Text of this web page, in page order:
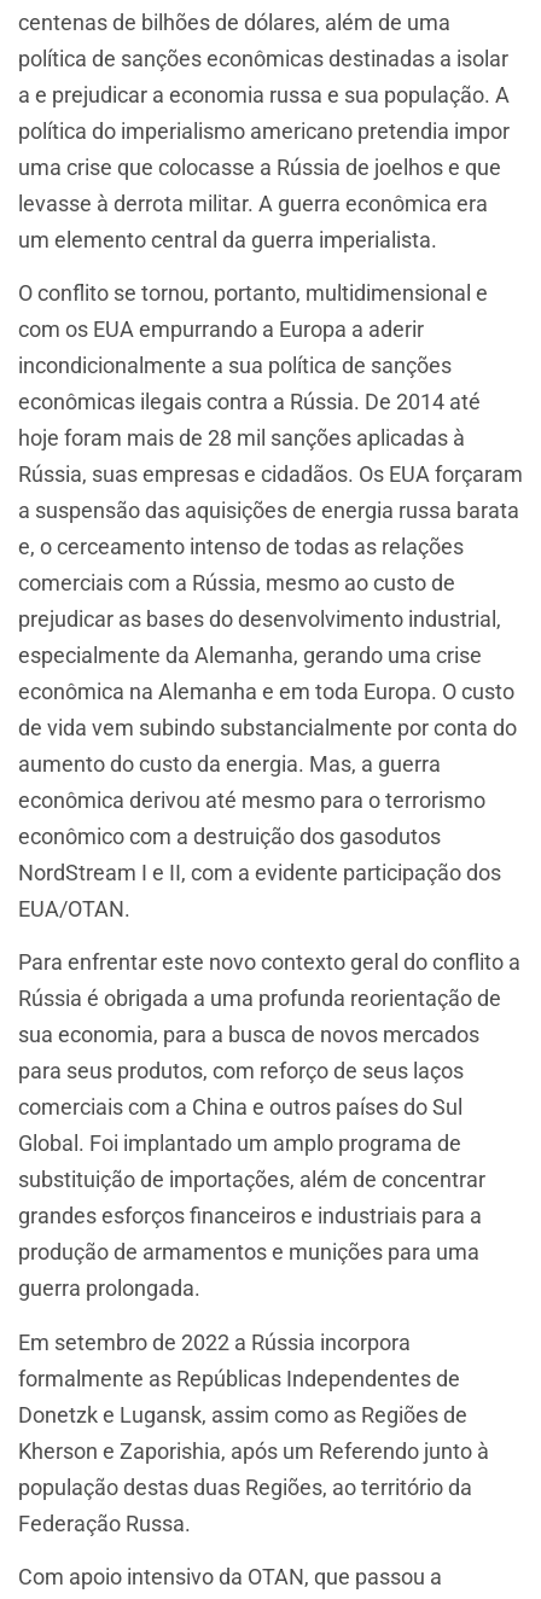
centenas de bilhões de dólares, além de uma
política de sanções econômicas destinadas a isolar
a e prejudicar a economia russa e sua população. A
política do imperialismo americano pretendia impor
uma crise que colocasse a Rússia de joelhos e que
levasse à derrota militar. A guerra econômica era
um elemento central da guerra imperialista.
O conflito se tornou, portanto, multidimensional e
com os EUA empurrando a Europa a aderir
incondicionalmente a sua política de sanções
econômicas ilegais contra a Rússia. De 2014 até
hoje foram mais de 28 mil sanções aplicadas à
Rússia, suas empresas e cidadãos. Os EUA forçaram
a suspensão das aquisições de energia russa barata
e, o cerceamento intenso de todas as relações
comerciais com a Rússia, mesmo ao custo de
prejudicar as bases do desenvolvimento industrial,
especialmente da Alemanha, gerando uma crise
econômica na Alemanha e em toda Europa. O custo
de vida vem subindo substancialmente por conta do
aumento do custo da energia. Mas, a guerra
econômica derivou até mesmo para o terrorismo
econômico com a destruição dos gasodutos
NordStream I e II, com a evidente participação dos
EUA/OTAN.
Para enfrentar este novo contexto geral do conflito a
Rússia é obrigada a uma profunda reorientação de
sua economia, para a busca de novos mercados
para seus produtos, com reforço de seus laços
comerciais com a China e outros países do Sul
Global. Foi implantado um amplo programa de
substituição de importações, além de concentrar
grandes esforços financeiros e industriais para a
produção de armamentos e munições para uma
guerra prolongada.
Em setembro de 2022 a Rússia incorpora
formalmente as Repúblicas Independentes de
Donetzk e Lugansk, assim como as Regiões de
Kherson e Zaporishia, após um Referendo junto à
população destas duas Regiões, ao território da
Federação Russa.
Com apoio intensivo da OTAN, que passou a